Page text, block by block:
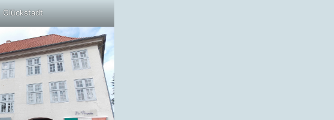
Glückstadt